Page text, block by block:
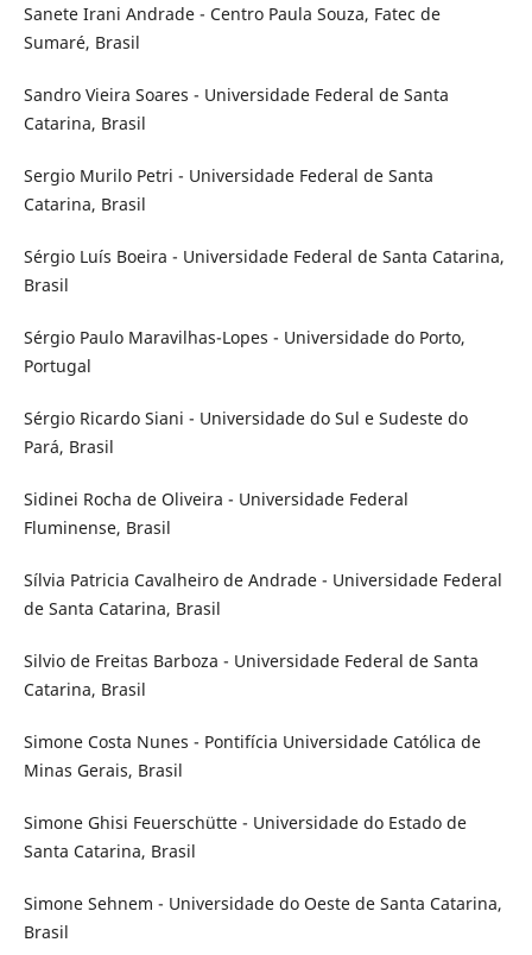
Sanete Irani Andrade - Centro Paula Souza, Fatec de
Sumaré, Brasil
Sandro Vieira Soares - Universidade Federal de Santa
Catarina, Brasil
Sergio Murilo Petri - Universidade Federal de Santa
Catarina, Brasil
Sérgio Luís Boeira - Universidade Federal de Santa Catarina,
Brasil
Sérgio Paulo Maravilhas-Lopes - Universidade do Porto,
Portugal
Sérgio Ricardo Siani - Universidade do Sul e Sudeste do
Pará, Brasil
Sidinei Rocha de Oliveira - Universidade Federal
Fluminense, Brasil
Sílvia Patricia Cavalheiro de Andrade - Universidade Federal
de Santa Catarina, Brasil
Silvio de Freitas Barboza - Universidade Federal de Santa
Catarina, Brasil
Simone Costa Nunes - Pontifícia Universidade Católica de
Minas Gerais, Brasil
Simone Ghisi Feuerschütte - Universidade do Estado de
Santa Catarina, Brasil
Simone Sehnem - Universidade do Oeste de Santa Catarina,
Brasil